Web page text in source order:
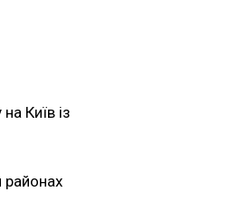
Київ із
районах